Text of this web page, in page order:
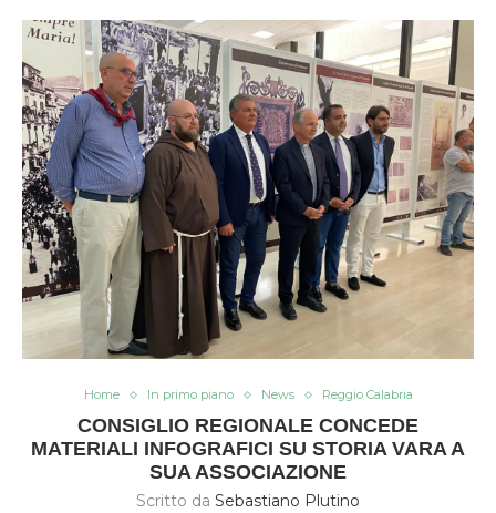
Home In primo piano News Reggio Calabria
CONSIGLIO REGIONALE CONCEDE
MATERIALI INFOGRAFICI SU STORIA VARA A
SUA ASSOCIAZIONE
Scritto da Sebastiano Plutino